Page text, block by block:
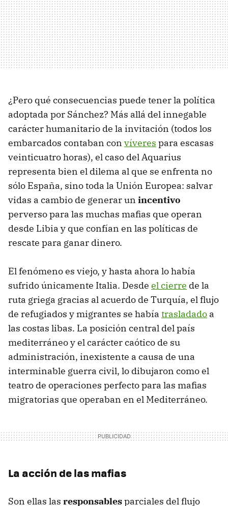
¿Pero qué consecuencias puede tener la política
adoptada por Sánchez? Más allá del innegable
carácter humanitario de la invitación (todos los
embarcados contaban con víveres para escasas
veinticuatro horas), el caso del Aquarius
representa bien el dilema al que se enfrenta no
sólo España, sino toda la Unión Europea: salvar
vidas a cambio de generar un incentivo
perverso para las muchas mafias que operan
desde Libia y que confían en las políticas de
rescate para ganar dinero.
El fenómeno es viejo, y hasta ahora lo había
sufrido únicamente Italia. Desde el cierre de la
ruta griega gracias al acuerdo de Turquía, el flujo
de refugiados y migrantes se había trasladado a
las costas libas. La posición central del país
mediterráneo y el carácter caótico de su
administración, inexistente a causa de una
interminable guerra civil, lo dibujaron como el
teatro de operaciones perfecto para las mafias
migratorias que operaban en el Mediterráneo.
La acción de las mafias
Son ellas las responsablesparciales del flujo